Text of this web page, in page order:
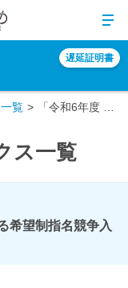
遅延証明書
覧
ス一覧
希望制指名競争入